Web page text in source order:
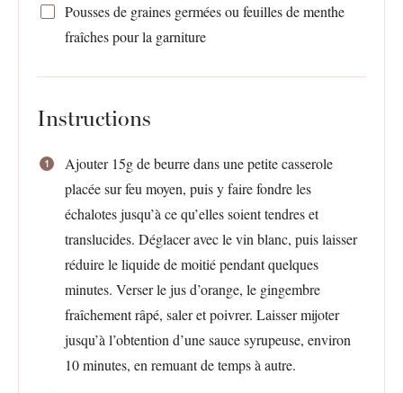
Pousses de graines germées ou feuilles de menthe
fraîches pour la garniture
Instructions
Ajouter 15g de beurre dans une petite casserole
placée sur feu moyen, puis y faire fondre les
échalotes jusqu’à ce qu’elles soient tendres et
translucides. Déglacer avec le vin blanc, puis laisser
réduire le liquide de moitié pendant quelques
minutes. Verser le jus d’orange, le gingembre
fraîchement râpé, saler et poivrer. Laisser mijoter
jusqu’à l’obtention d’une sauce syrupeuse, environ
10 minutes, en remuant de temps à autre.